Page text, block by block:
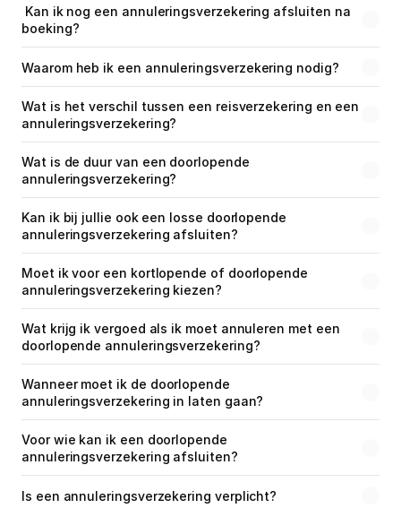
boeking?
Waarom heb ik een annuleringsverzekering nodig?
Wat is het verschil tussen een reisverzekering en een
annuleringsverzekering?
Wat is de duur van een doorlopende
annuleringsverzekering?
Kan ik bij jullie ook een losse doorlopende
annuleringsverzekering afsluiten?
Moet ik voor een kortlopende of doorlopende
annuleringsverzekering kiezen?
Wat krijg ik vergoed als ik moet annuleren met een
doorlopende annuleringsverzekering?
Wanneer moet ik de doorlopende
annuleringsverzekering in laten gaan?
Voor wie kan ik een doorlopende
annuleringsverzekering afsluiten?
Is een annuleringsverzekering verplicht?
Veelgestelde vragen
Nieuws
Klantenservice
Nu open tot 17:30